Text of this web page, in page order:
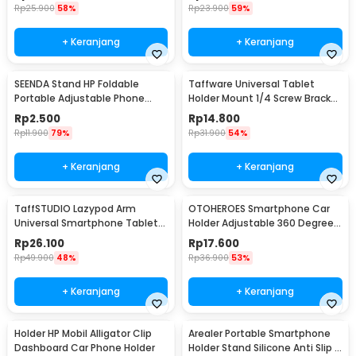
Rp25.900 58%
+ Keranjang
Rp23.900 59%
+ Keranjang
SEENDA Stand HP Foldable
Portable Adjustable Phone
Holder - S089
Rp2.500
Rp11.900 79%
+ Keranjang
Taffware Universal Tablet
Holder Mount 1/4 Screw Bracket
Tripod - VTM4
Rp14.800
Rp31.900 54%
+ Keranjang
TaffSTUDIO Lazypod Arm
Universal Smartphone Tablet
Holder Klip Clamp - A-138
Rp26.100
Rp49.900 48%
+ Keranjang
OTOHEROES Smartphone Car
Holder Adjustable 360 Degree
with Suction Cup - T003
Rp17.600
Rp36.900 53%
+ Keranjang
Holder HP Mobil Alligator Clip
Dashboard Car Phone Holder
Arealer Portable Smartphone
Holder Stand Silicone Anti Slip -